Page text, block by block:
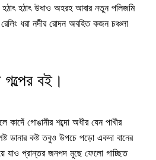
হঠাৎ উধাও অহরহ আবার নতুন পলিজমি
ধরা নদীর রোদন অবহিত কজন চঞ্চলা
বই।
গোঙানীর শব্দো অধীর যেন পাখীর
ডানার কষ্ট তবুও উপচে পড়ো একদা বানের
যাও প্রান্তর জনপদ মুছে ফেলো গাচ্ছিত